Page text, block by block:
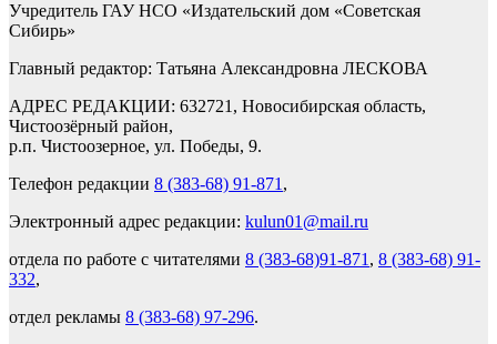
Учредитель ГАУ НСО «Издательский дом «Советская
Сибирь»
Главный редактор: Татьяна Александровна ЛЕСКОВА
АДРЕС РЕДАКЦИИ: 632721, Новосибирская область,
Чистоозёрный район,
р.п. Чистоозерное, ул. Победы, 9.
Телефон редакции 8 (383-68) 91-871 ,
Электронный адрес редакции: kulun01@mail.ru
отдела по работе с читателями 8 (383-68)91-871 , 8 (383-68) 91-
332,
отдел рекламы 8 (383-68) 97-296.